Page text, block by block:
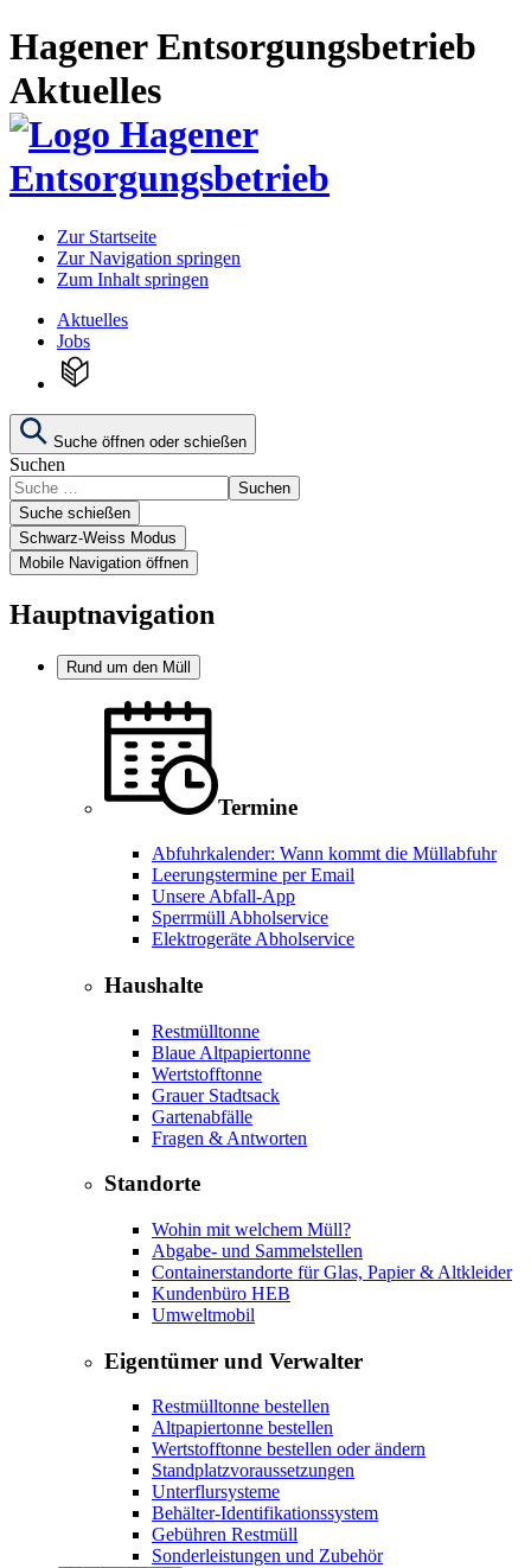
Hagener Entsorgungsbetrieb
Aktuelles
Zur Startseite
Zur Navigation springen
Zum Inhalt springen
Aktuelles
Jobs
Suche öffnen oder schießen
Suchen
Suchen
Suche schießen
Schwarz-Weiss Modus
Mobile Navigation öffnen
Hauptnavigation
Rund um den Müll
Termine
Abfuhrkalender: Wann kommt die Müllabfuhr
Leerungstermine per Email
Unsere Abfall-App
Sperrmüll Abholservice
Elektrogeräte Abholservice
Haushalte
Restmülltonne
Blaue Altpapiertonne
Wertstofftonne
Grauer Stadtsack
Gartenabfälle
Fragen & Antworten
Standorte
Wohin mit welchem Müll?
Abgabe- und Sammelstellen
Containerstandorte für Glas, Papier & Altkleider
Kundenbüro HEB
Umweltmobil
Eigentümer und Verwalter
Restmülltonne bestellen
Altpapiertonne bestellen
Wertstofftonne bestellen oder ändern
Standplatzvoraussetzungen
Unterflursysteme
Behälter-Identifikationssystem
Gebühren Restmüll
Sonderleistungen und Zubehör